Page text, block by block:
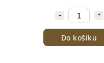
Do košíku